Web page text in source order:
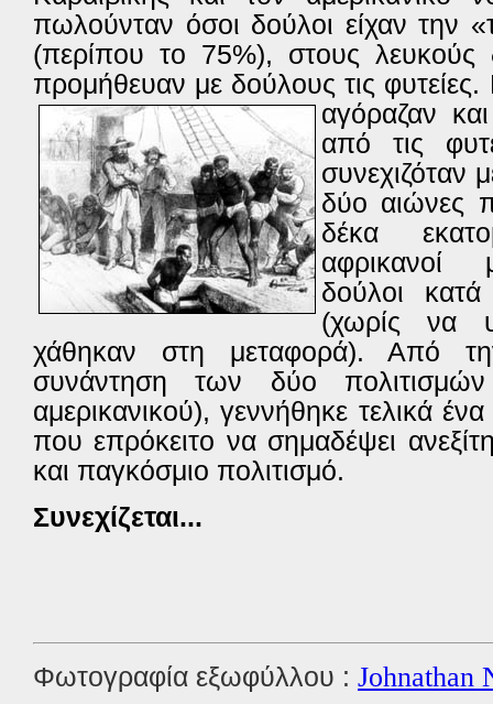
πωλούνταν όσοι δούλοι είχαν την
(περίπου το 75%), στους
προμήθευαν με δούλους τις φυτείες.
αγόραζαν
από τις
συνεχιζόταν
δύο αιώνες
δέκα
αφρικανοί
δούλοι
(χωρίς να
χάθηκαν στη μεταφορά). Από
συνάντηση των δύο πολιτισμών
αμερικανικού), γεννήθηκε τελικά
που επρόκειτο να σημαδέψει
και παγκόσμιο πολιτισμό.
Συνεχίζεται...
Φωτογραφία εξωφύλλου : Johnathan